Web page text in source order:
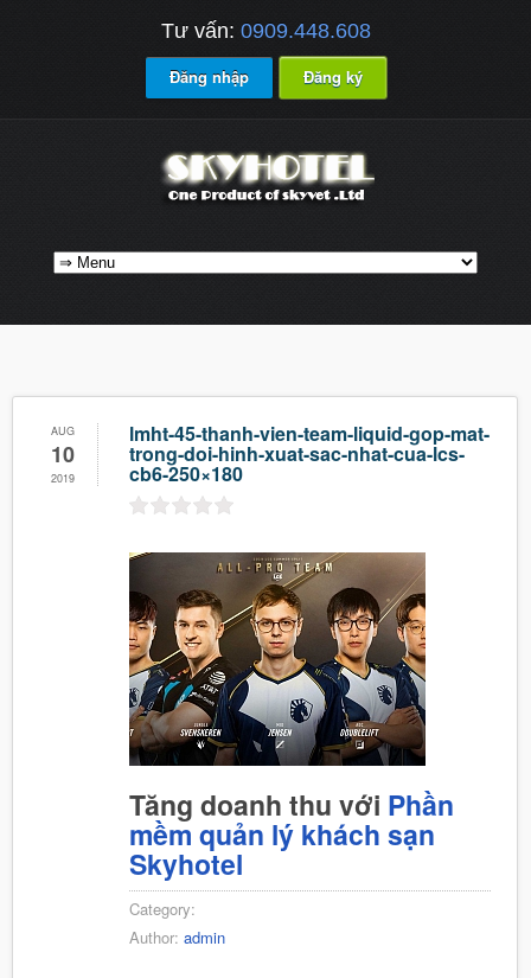
Tư vấn: 0909.448.608
Đăng nhập Đăng ký
AUG
10
2019
lmht-45-thanh-vien-team-liquid-gop-mat-
trong-doi-hinh-xuat-sac-nhat-cua-lcs-
cb6-250×180
Tăng doanh thu với Phần
mềm quản lý khách sạn
Skyhotel
Category:
Author: admin